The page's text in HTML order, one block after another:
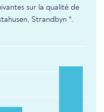
sur la qualité de
Strandbyn *.